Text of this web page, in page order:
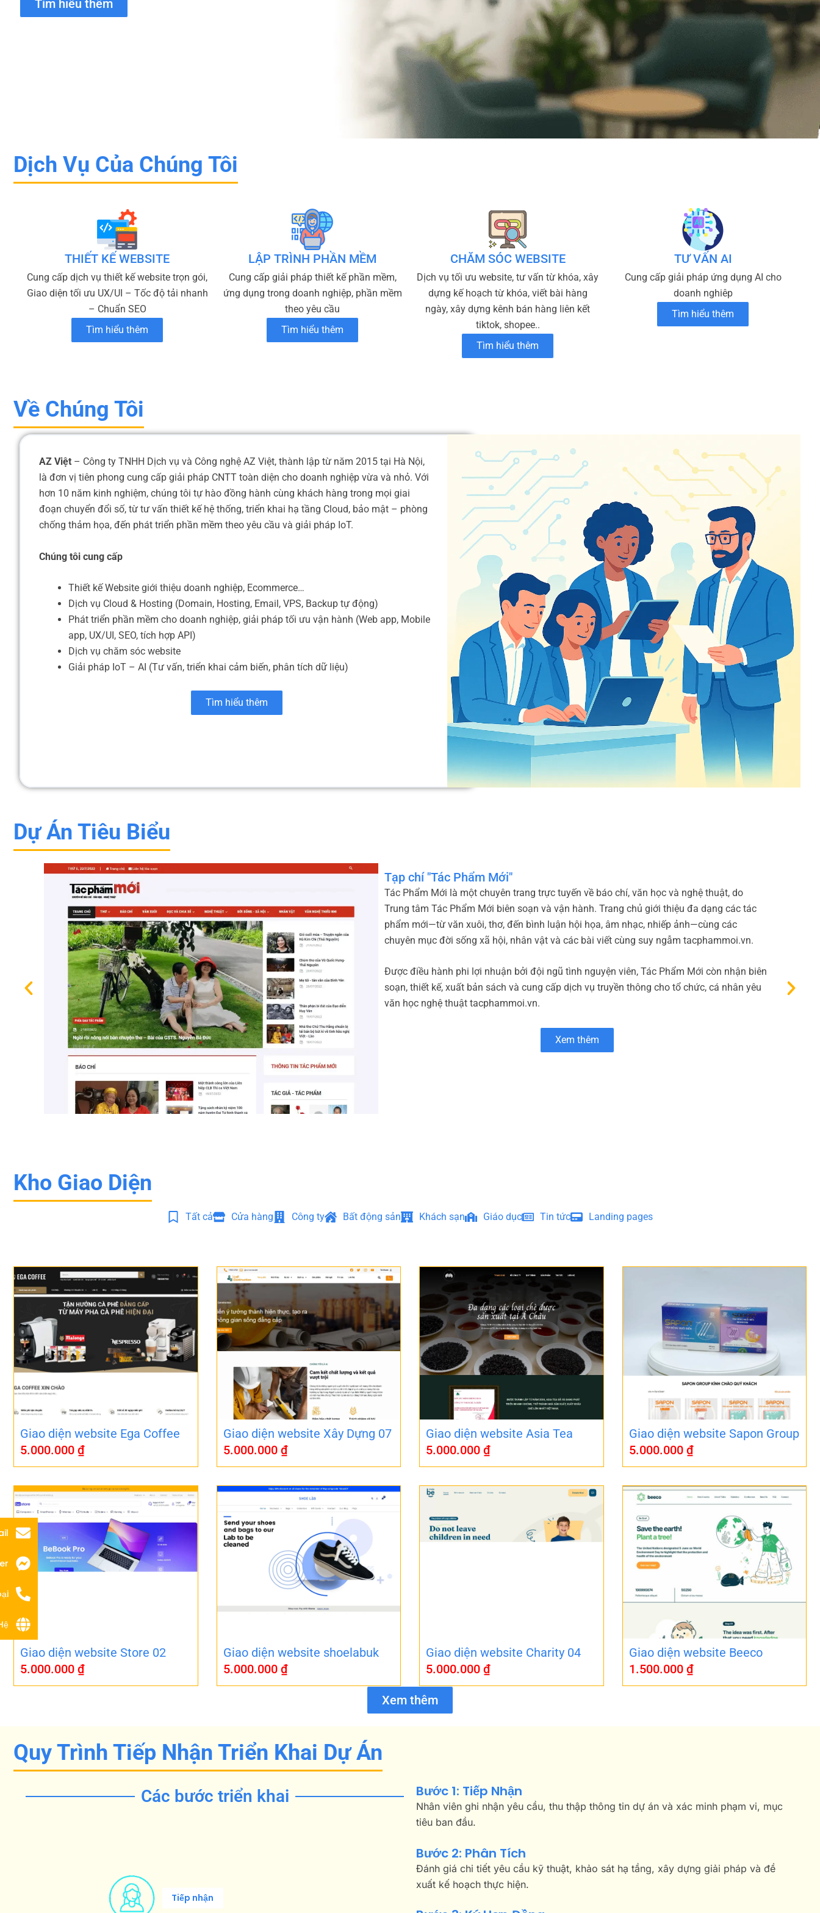
Tìm hiểu thêm
Dịch Vụ Của Chúng Tôi
THIẾT KẾ WEBSITE
Cung cấp dịch vụ thiết kế website trọn gói,
Giao diện tối ưu UX/UI – Tốc độ tải nhanh
– Chuẩn SEO
Tìm hiểu thêm
LẬP TRÌNH PHẦN MỀM
Cung cấp giải pháp thiết kế phần mềm,
ứng dụng trong doanh nghiệp, phần mềm
theo yêu cầu
Tìm hiểu thêm
CHĂM SÓC WEBSITE
Dịch vụ tối ưu website, tư vấn từ khóa, xây
dựng kế hoạch từ khóa, viết bài hàng
ngày, xây dựng kênh bán hàng liên kết
tiktok, shopee..
Tìm hiểu thêm
TƯ VẤN AI
Cung cấp giải pháp ứng dụng AI cho
doanh nghiêp
Tìm hiểu thêm
Về Chúng Tôi
AZ Việt – Công ty TNHH Dịch vụ và Công nghệ AZ Việt, thành lập từ năm 2015 tại Hà Nội,
là đơn vị tiên phong cung cấp giải pháp CNTT toàn diện cho doanh nghiệp vừa và nhỏ. Với
hơn 10 năm kinh nghiệm, chúng tôi tự hào đồng hành cùng khách hàng trong mọi giai
đoạn chuyển đổi số, từ tư vấn thiết kế hệ thống, triển khai hạ tầng Cloud, bảo mật – phòng
chống thảm họa, đến phát triển phần mềm theo yêu cầu và giải pháp IoT.
Chúng tôi cung cấp
Thiết kế Website giới thiệu doanh nghiệp, Ecommerce…
Dịch vụ Cloud & Hosting (Domain, Hosting, Email, VPS, Backup tự động)
Phát triển phần mềm cho doanh nghiệp, giải pháp tối ưu vận hành (Web app, Mobile
app, UX/UI, SEO, tích hợp API)
Dịch vụ chăm sóc website
Giải pháp IoT – AI (Tư vấn, triển khai cảm biến, phân tích dữ liệu)
Tìm hiểu thêm
Dự Án Tiêu Biểu
Tạp chí "Tác Phẩm Mới"
Tác Phẩm Mới là một chuyên trang trực tuyến về báo chí, văn học và nghệ thuật, do
Trung tâm Tác Phẩm Mới biên soạn và vận hành. Trang chủ giới thiệu đa dạng các tác
phẩm mới—từ văn xuôi, thơ, đến bình luận hội họa, âm nhạc, nhiếp ảnh—cùng các
chuyên mục đời sống xã hội, nhân vật và các bài viết cùng suy ngẫm tacphammoi.vn.
Được điều hành phi lợi nhuận bởi đội ngũ tình nguyện viên, Tác Phẩm Mới còn nhận biên
soạn, thiết kế, xuất bản sách và cung cấp dịch vụ truyền thông cho tổ chức, cá nhân yêu
văn học nghệ thuật tacphammoi.vn.
Xem thêm
Kho Giao Diện
Tất cả Cửa hàng Công ty Bất động sản Khách sạn Giáo dục Tin tức Landing pages
Giao diện website Ega Coffee
5.000.000 ₫
Giao diện website Xây Dựng 07
5.000.000 ₫
Giao diện website Asia Tea
5.000.000 ₫
Giao diện website Sapon Group
5.000.000 ₫
Giao diện website Store 02
5.000.000 ₫
Giao diện website shoelabuk
5.000.000 ₫
Giao diện website Charity 04
5.000.000 ₫
Giao diện website Beeco
1.500.000 ₫
Xem thêm
Quy Trình Tiếp Nhận Triển Khai Dự Án
Các bước triển khai
Tiếp nhận
Bước 1: Tiếp Nhận
Nhân viên ghi nhận yêu cầu, thu thập thông tin dự án và xác minh phạm vi, mục
tiêu ban đầu.
Bước 2: Phân Tích
Đánh giá chi tiết yêu cầu kỹ thuật, khảo sát hạ tầng, xây dựng giải pháp và đề
xuất kế hoạch thực hiện.